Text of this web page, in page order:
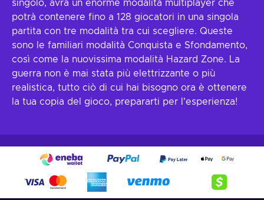
singolo, avrà un enorme modalità multiplayer che
potrà contenere fino a 128 giocatori in una singola
partita con tre modalità tra cui scegliere. Queste
sono le familiari modalità Conquista e Sfondamento,
così come la nuovissima modalità Hazard Zone. La
guerra non è mai stata più elettrizzante o più
realistica, tutto ciò di cui hai bisogno ora è ottenere
la tua copia del gioco, prepararti per l'esperienza!